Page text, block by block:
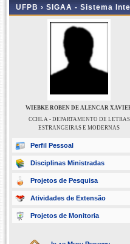
UFPB › SIGAA - Sistema
WIEBKE ROBEN DE ALENCAR
CCHLA - DEPARTAMENTO DE LETRAS
ESTRANGEIRAS E MODERNAS
Perfil Pessoal
Disciplinas Ministradas
Projetos de Pesquisa
Atividades de Extensão
Projetos de Monitoria